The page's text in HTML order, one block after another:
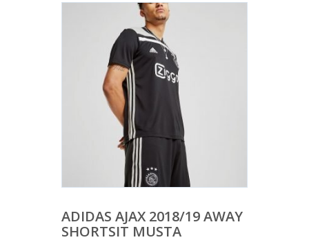
ADIDAS AJAX 2018/19 AWAY
SHORTSIT MUSTA